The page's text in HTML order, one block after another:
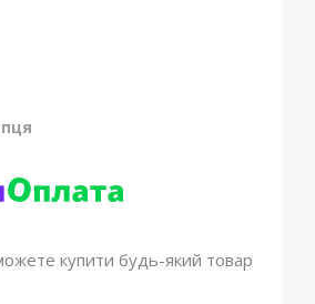
купити будь-який товар